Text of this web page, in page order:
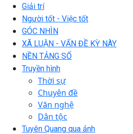
Giải trí
Người tốt - Việc tốt
GÓC NHÌN
XÃ LUẬN - VẤN ĐỀ KỲ NÀY
NỀN TẢNG SỐ
Truyền hình
Thời sự
Chuyên đề
Văn nghệ
Dân tộc
Tuyên Quang qua ảnh